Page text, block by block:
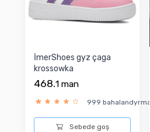
İmerShoes gyz çaga
krossowka
468.1 man
999 bahalandyrma
Sebede goş